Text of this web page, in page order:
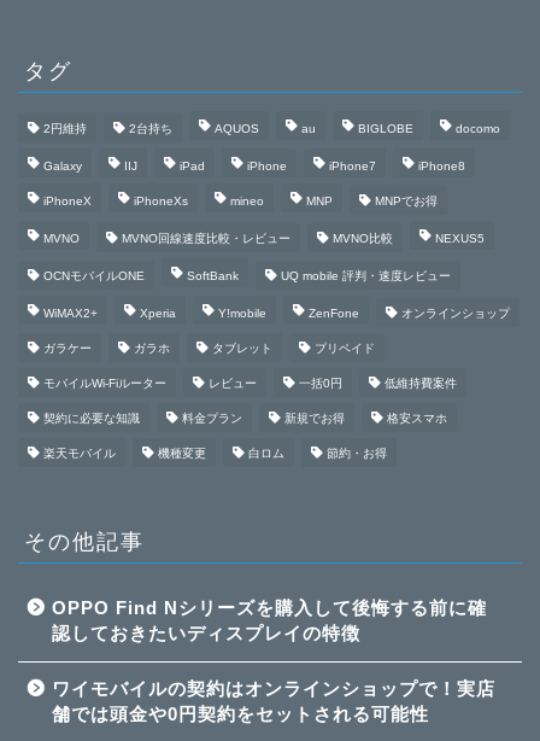
タグ
2円維持 2台持ち AQUOS au BIGLOBE docomo
Galaxy IIJ iPad iPhone iPhone7 iPhone8
iPhoneX iPhoneXs mineo MNP MNPでお得
MVNO MVNO回線速度比較・レビュー MVNO比較 NEXUS5
OCNモバイルONE SoftBank UQ mobile 評判・速度レビュー
WiMAX2+ Xperia Y!mobile ZenFone オンラインショップ
ガラケー ガラホ タブレット プリペイド
モバイルWi-Fiルーター レビュー 一括0円 低維持費案件
契約に必要な知識 料金プラン 新規でお得 格安スマホ
楽天モバイル 機種変更 白ロム 節約・お得
その他記事
OPPO Find Nシリーズを購入して後悔する前に確
認しておきたいディスプレイの特徴
ワイモバイルの契約はオンラインショップで！実店
舗では頭金や0円契約をセットされる可能性